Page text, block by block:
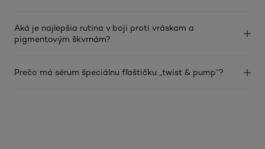
Aká je najlepšia rutina v boji proti vráskam a
pigmentovým škvrnám?
Prečo má sérum špeciálnu fľaštičku „twist & pump“?